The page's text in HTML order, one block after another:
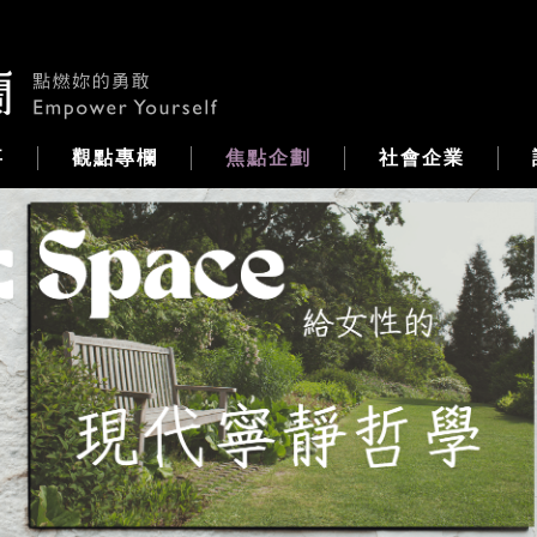
觀點專欄 焦點企劃 社會企業